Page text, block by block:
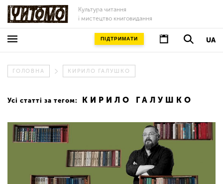
Культура читання
і мистецтво книговидання
UA
ПІДТРИМАТИ
ГОЛОВНА КИРИЛО ГАЛУШКО
Усі статті за тегом: КИРИЛО ГАЛУШКО